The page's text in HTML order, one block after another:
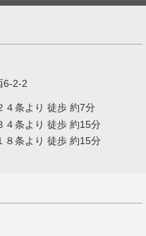
6-2-2
４条より 徒歩 約7分
４条より 徒歩 約15分
８条より 徒歩 約15分